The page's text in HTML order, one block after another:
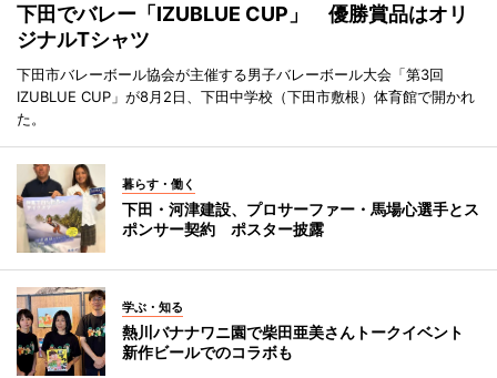
下田でバレー「IZUBLUE CUP」 優勝賞品はオリ
ジナルTシャツ
下田市バレーボール協会が主催する男子バレーボール大会「第3回
IZUBLUE CUP」が8月2日、下田中学校（下田市敷根）体育館で開かれ
た。
暮らす・働く
下田・河津建設、プロサーファー・馬場心選手とス
ポンサー契約 ポスター披露
学ぶ・知る
熱川バナナワニ園で柴田亜美さんトークイベント
新作ビールでのコラボも